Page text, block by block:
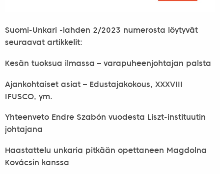
Suomi-Unkari -lahden 2/2023 numerosta löytyvät
seuraavat artikkelit:
Kesän tuoksua ilmassa – varapuheenjohtajan palsta
Ajankohtaiset asiat – Edustajakokous, XXXVIII
IFUSCO, ym.
Yhteenveto Endre Szabón vuodesta Liszt-instituutin
johtajana
Haastattelu unkaria pitkään opettaneen Magdolna
Kovácsin kanssa